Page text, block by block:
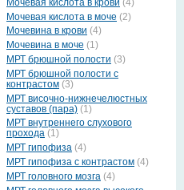
Мочевая кислота в моче (2)
Мочевина в крови (4)
Мочевина в моче (1)
МРТ брюшной полости (3)
МРТ брюшной полости с
контрастом (3)
МРТ височно-нижнечелюстных
суставов (пара) (1)
МРТ внутреннего слухового
прохода (1)
МРТ гипофиза (4)
МРТ гипофиза с контрастом (4)
МРТ головного мозга (4)